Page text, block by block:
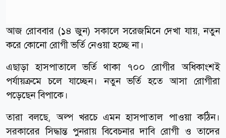
আজ রোববার (১৪ জুন) সকালে সরেজমিনে দেখা যায়, নতুন
করে কোনো রোগী ভর্তি নেওয়া হচ্ছে না।
এছাড়া হাসপাতালে ভর্তি থাকা ৭০০ রোগীর অধিকাংশই
পর্যায়ক্রমে চলে যাচ্ছেন। নতুন ভর্তি হতে আসা রোগীরা
পড়েছেন বিপাকে।
তারা বলছে, অল্প খরচে এমন হাসপাতাল পাওয়া কঠিন।
সরকারের সিদ্ধান্ত পুনরায় বিবেচনার দাবি রোগী ও তাদের